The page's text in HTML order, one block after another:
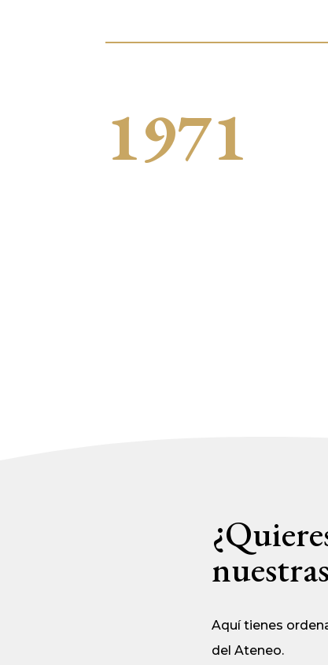
1971
Aquí tienes
del Ateneo.